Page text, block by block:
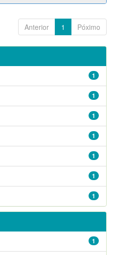
Anterior 1 Póximo
1
1
1
1
1
1
1
1